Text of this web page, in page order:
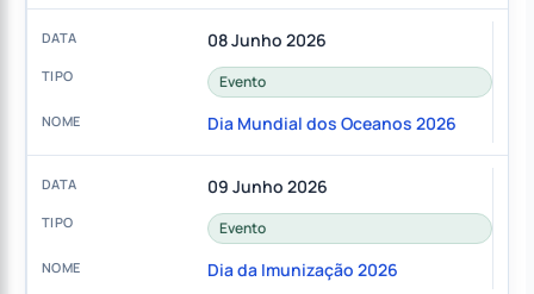
08 Junho 2026
Evento
Dia Mundial dos Oceanos 2026
09 Junho 2026
Evento
Dia da Imunização 2026